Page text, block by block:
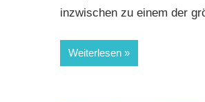
inzwischen zu einem der
Weiterlesen